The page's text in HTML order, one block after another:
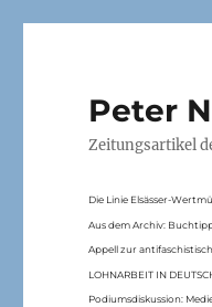
Peter
Zeitungsartikel
Die Linie Elsässer-
Aus dem Archiv:
Appell zur
LOHNARBEIT IN
Podiumsdiskussion: